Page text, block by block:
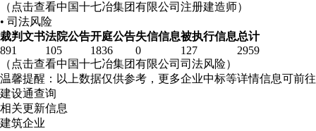
（点击查看中国十七冶集团有限公司注册建造师）
• 司法风险
裁判文书法院公告开庭公告失信信息被执行信息总计
891
105 1836 0 127
2959
（点击查看中国十七冶集团有限公司司法风险）
温馨提醒：以上数据仅供参考，更多企业中标等详情信息可前往
建设通查询
相关更新信息
建筑企业